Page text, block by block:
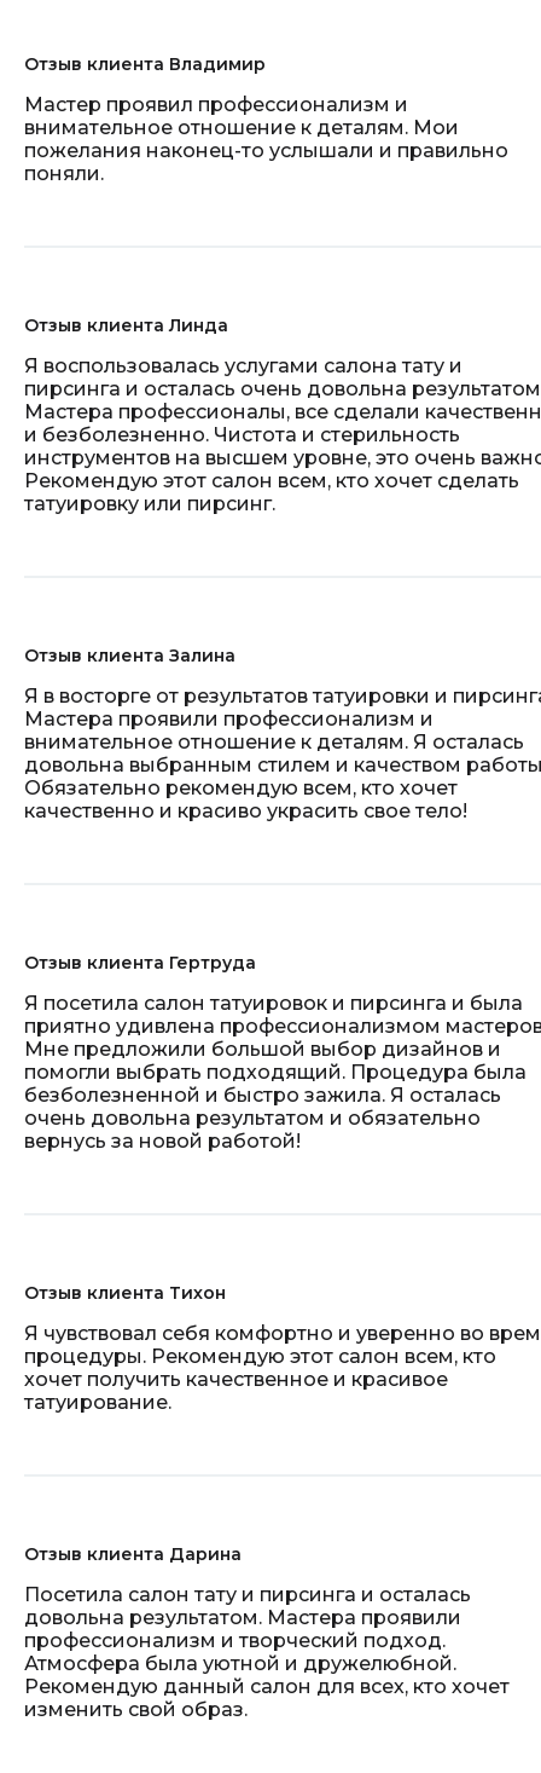
Отзыв клиента Владимир
Мастер проявил профессионализм и
внимательное отношение к деталям. Мои
пожелания наконец-то услышали и правильно
поняли.
Отзыв клиента Линда
Я воспользовалась услугами салона тату и
пирсинга и осталась очень довольна
Мастера профессионалы, все сделали
и безболезненно. Чистота и стерильность
инструментов на высшем уровне, это очень
Рекомендую этот салон всем, кто хочет сделать
татуировку или пирсинг.
Отзыв клиента Залина
Я в восторге от результатов татуировки и
Мастера проявили профессионализм и
внимательное отношение к деталям. Я осталась
довольна выбранным стилем и качеством
Обязательно рекомендую всем, кто хочет
качественно и красиво украсить свое тело!
Отзыв клиента Гертруда
Я посетила салон татуировок и пирсинга и была
приятно удивлена профессионализмом
Мне предложили большой выбор дизайнов и
помогли выбрать подходящий. Процедура была
безболезненной и быстро зажила. Я осталась
очень довольна результатом и обязательно
вернусь за новой работой!
Отзыв клиента Тихон
Я чувствовал себя комфортно и уверенно во
процедуры. Рекомендую этот салон всем, кто
хочет получить качественное и красивое
татуирование.
Отзыв клиента Дарина
Посетила салон тату и пирсинга и осталась
довольна результатом. Мастера проявили
профессионализм и творческий подход.
Атмосфера была уютной и дружелюбной.
Рекомендую данный салон для всех, кто хочет
изменить свой образ.